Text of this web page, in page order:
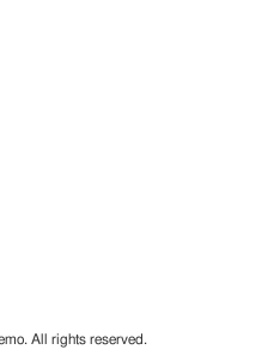
All rights reserved.